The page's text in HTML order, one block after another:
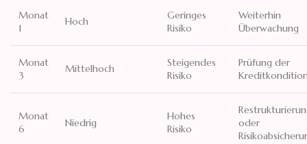
Monat
1
Hoch
Geringes
Risiko
Weiterhin
Überwachung
Monat
3
Mittelhoch
Steigendes
Risiko
Prüfung der
Monat
6
Niedrig
Hohes
Risiko
oder